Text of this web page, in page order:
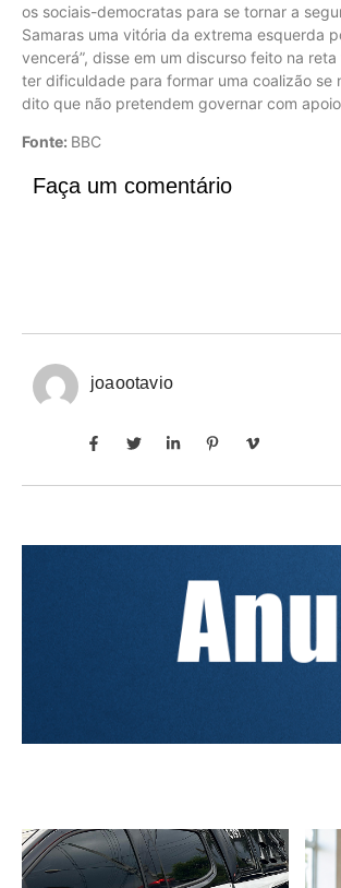
os sociais-democratas para se tornar a
Samaras uma vitória da extrema esquerda
vencerá”, disse em um discurso feito na
ter dificuldade para formar uma coalizão se
dito que não pretendem governar com
Fonte: BBC
Faça um comentário
joaootavio